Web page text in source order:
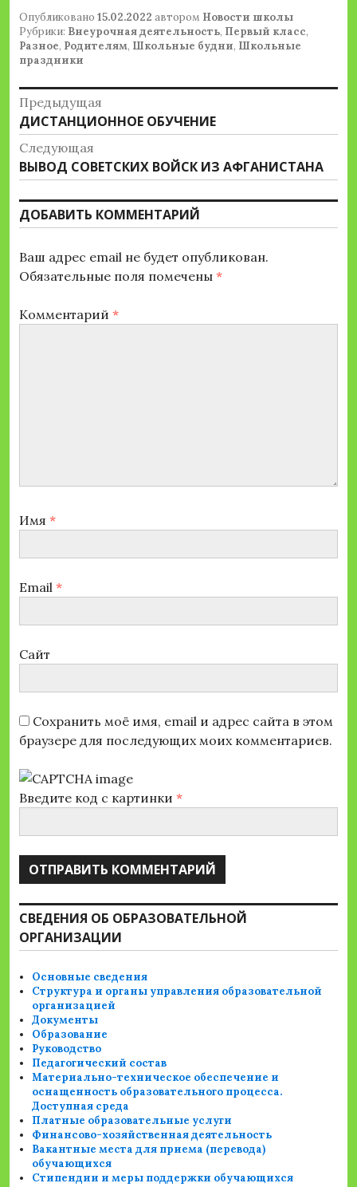
Опубликовано 15.02.2022 автором Новости школы
Рубрики: Внеурочная деятельность, Первый класс,
Разное, Родителям, Школьные будни, Школьные
праздники
Навигация
по
записям
Предыдущая
Предыдущая
запись:
ДИСТАНЦИОННОЕ ОБУЧЕНИЕ
Следующая
Следующая
запись:
ВЫВОД СОВЕТСКИХ ВОЙСК ИЗ АФГАНИСТАНА
ДОБАВИТЬ КОММЕНТАРИЙ
Ваш адрес email не будет опубликован.
Обязательные поля помечены *
Комментарий *
Имя *
Email *
Сайт
Сохранить моё имя, email и адрес сайта в этом
браузере для последующих моих комментариев.
Введите код с картинки *
СВЕДЕНИЯ ОБ ОБРАЗОВАТЕЛЬНОЙ
ОРГАНИЗАЦИИ
Основные сведения
Структура и органы управления образовательной
организацией
Документы
Образование
Руководство
Педагогический состав
Материально-техническое обеспечение и
оснащенность образовательного процесса.
Доступная среда
Платные образовательные услуги
Финансово-хозяйственная деятельность
Вакантные места для приема (перевода)
обучающихся
Стипендии и меры поддержки обучающихся